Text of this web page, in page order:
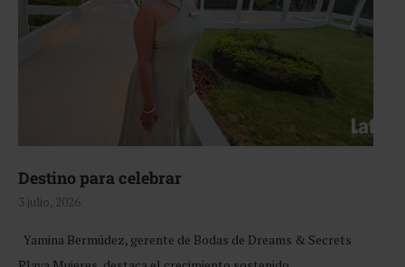
Destino para celebrar
3 julio, 2026
Yamina Bermúdez, gerente de Bodas de Dreams & Secrets